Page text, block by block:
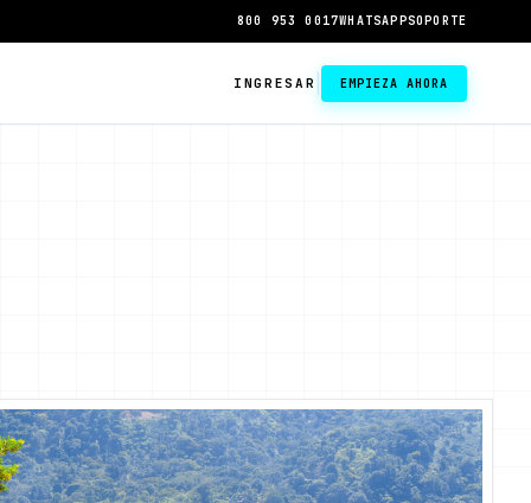
800 953 0017WHATSAPPSOPORTE
INGRESAR EMPIEZA AHORA